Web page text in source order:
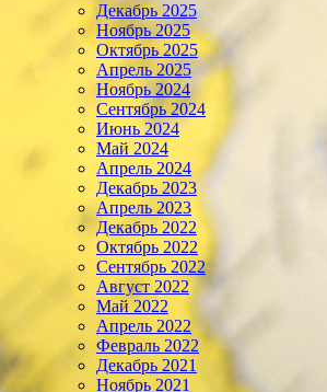
Декабрь 2025
Ноябрь 2025
Октябрь 2025
Апрель 2025
Ноябрь 2024
Сентябрь 2024
Июнь 2024
Май 2024
Апрель 2024
Декабрь 2023
Апрель 2023
Декабрь 2022
Октябрь 2022
Сентябрь 2022
Август 2022
Май 2022
Апрель 2022
Февраль 2022
Декабрь 2021
Ноябрь 2021